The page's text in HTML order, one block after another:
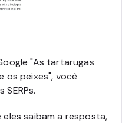
"As tartarugas
os peixes", você
saibam a resposta,